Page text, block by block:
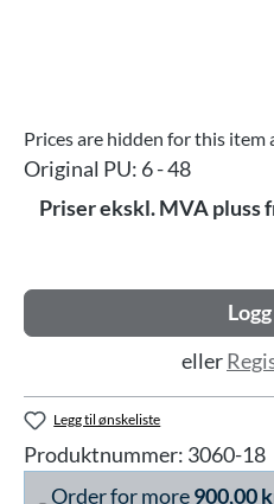
Prices are hidden for this
Original PU: 6 - 48
Priser ekskl. MVA pluss
eller
Legg til ønskeliste
Produktnummer: 3060-18
Order for more900,00